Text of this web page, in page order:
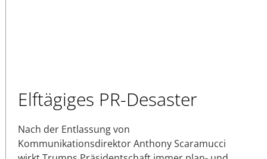
Elftägiges PR-Desaster
Nach der Entlassung von
Kommunikationsdirektor Anthony Scaramucci